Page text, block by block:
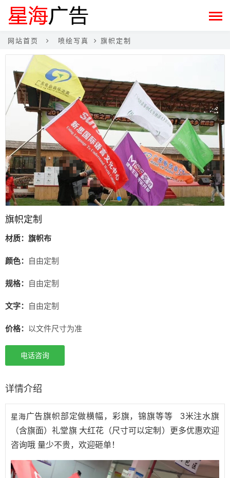
网站首页 喷绘写真 旗帜定制
旗帜定制
材质：旗帜布
颜色： 自由定制
规格： 自由定制
文字： 自由定制
价格： 以文件尺寸为准
电话咨询
详情介绍
星海广告旗帜部定做横幅，彩旗，锦旗等等 3米注水旗
（含旗面）礼堂旗 大红花（尺寸可以定制）更多优惠欢迎
咨询哦 量少不贵，欢迎砸单！